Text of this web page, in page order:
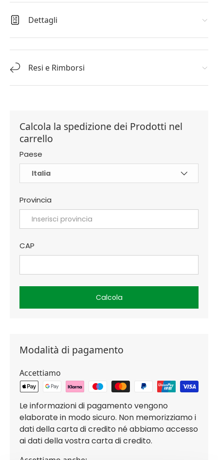
Dettagli
Resi e Rimborsi
Calcola la spedizione dei Prodotti nel
carrello
Paese
Provincia
CAP
Calcola
Modalità di pagamento
Accettiamo
Le informazioni di pagamento vengono
elaborate in modo sicuro. Non memorizziamo i
dati della carta di credito né abbiamo accesso
ai dati della vostra carta di credito.